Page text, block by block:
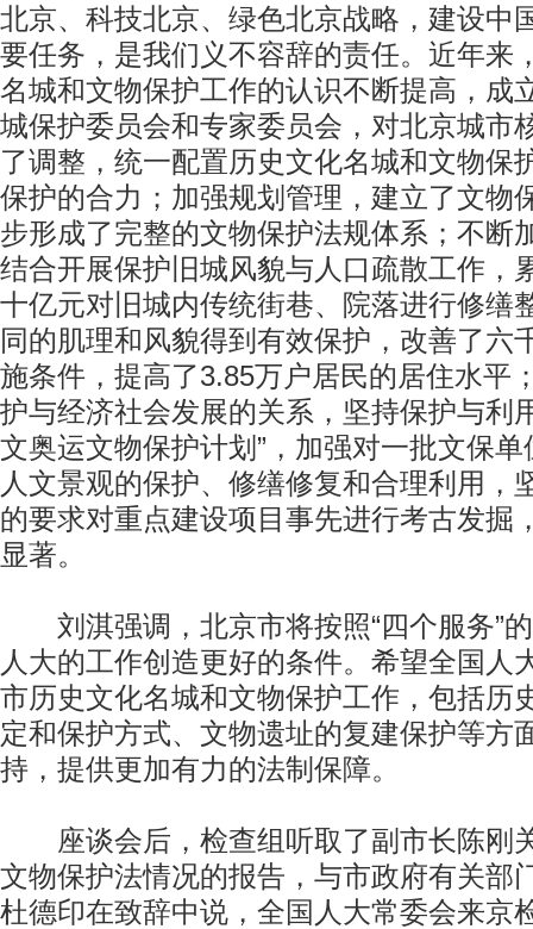
北京、科技北京、绿色北京战略，建设中
要任务，是我们义不容辞的责任。近年来
名城和文物保护工作的认识不断提高，成
城保护委员会和专家委员会，对北京城市
了调整，统一配置历史文化名城和文物保
保护的合力；加强规划管理，建立了文物
步形成了完整的文物保护法规体系；不断
结合开展保护旧城风貌与人口疏散工作，
十亿元对旧城内传统街巷、院落进行修缮
同的肌理和风貌得到有效保护，改善了六
施条件，提高了3.85万户居民的居住水平
护与经济社会发展的关系，坚持保护与利
文奥运文物保护计划”，加强对一批文保
人文景观的保护、修缮修复和合理利用，
的要求对重点建设项目事先进行考古发掘
显著。
刘淇强调，北京市将按照“四个服务”
人大的工作创造更好的条件。希望全国人
市历史文化名城和文物保护工作，包括历
定和保护方式、文物遗址的复建保护等方
持，提供更加有力的法制保障。
座谈会后，检查组听取了副市长陈刚
文物保护法情况的报告，与市政府有关部
杜德印在致辞中说，全国人大常委会来京